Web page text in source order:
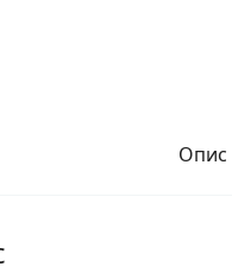
Опис